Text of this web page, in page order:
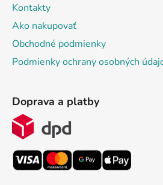
Kontakty
Ako nakupovať
Obchodné podmienky
Podmienky ochrany osobných
Doprava a platby